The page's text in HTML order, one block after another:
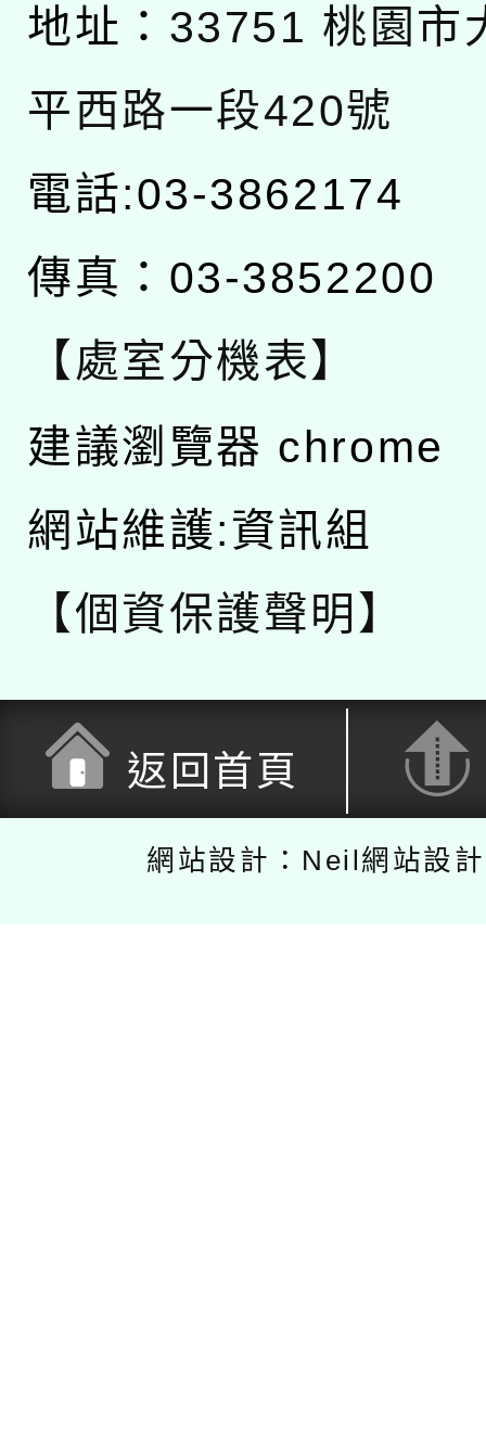
地址： 33751 桃園市
平西路一段420號
電話:03-3862174
傳真：03-3852200
【處室分機表】
建議瀏覽器 chrome
網站維護:資訊組
【個資保護聲明】
返回首頁
網站設計：Neil網站設